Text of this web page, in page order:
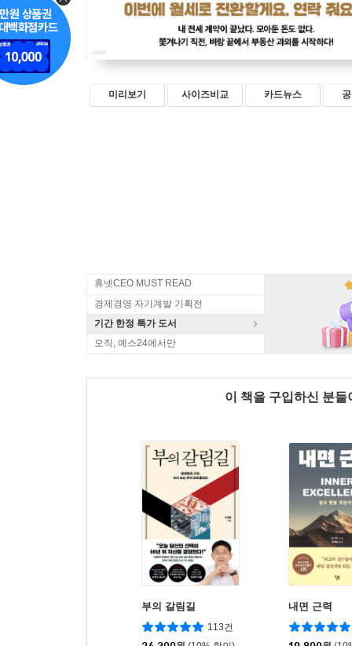
미리보기 사이즈비교 카드뉴스
휴넷CEO MUST READ
경제경영 자기계발 기획전
기간 한정 특가 도서
오직, 예스24에서만
이 책을 구입하신 분
부의 갈림길
113건
내면 근력